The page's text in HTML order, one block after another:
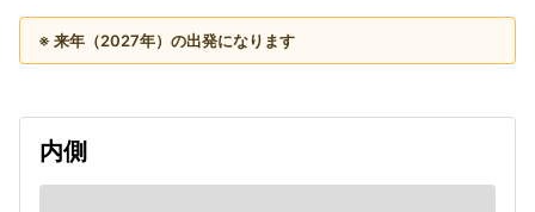
※ 来年（2027年）の出発になります
内側